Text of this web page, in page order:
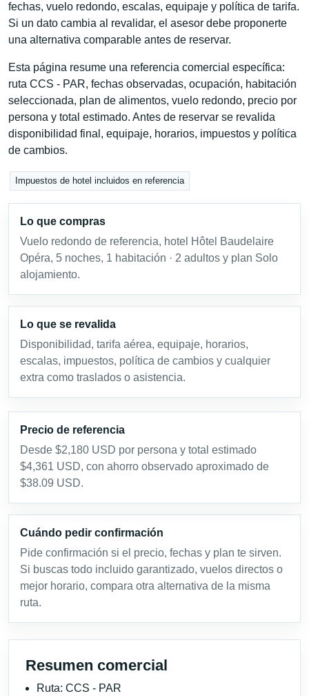
fechas, vuelo redondo, escalas, equipaje y política de tarifa.
Si un dato cambia al revalidar, el asesor debe proponerte
una alternativa comparable antes de reservar.
Esta página resume una referencia comercial específica:
ruta CCS - PAR, fechas observadas, ocupación, habitación
seleccionada, plan de alimentos, vuelo redondo, precio por
persona y total estimado. Antes de reservar se revalida
disponibilidad final, equipaje, horarios, impuestos y política
de cambios.
Impuestos de hotel incluidos en referencia
Lo que compras
Vuelo redondo de referencia, hotel Hôtel Baudelaire
Opéra, 5 noches, 1 habitación · 2 adultos y plan Solo
alojamiento.
Lo que se revalida
Disponibilidad, tarifa aérea, equipaje, horarios,
escalas, impuestos, política de cambios y cualquier
extra como traslados o asistencia.
Precio de referencia
Desde $2,180 USD por persona y total estimado
$4,361 USD, con ahorro observado aproximado de
$38.09 USD.
Cuándo pedir confirmación
Pide confirmación si el precio, fechas y plan te sirven.
Si buscas todo incluido garantizado, vuelos directos o
mejor horario, compara otra alternativa de la misma
ruta.
Resumen comercial
Ruta: CCS - PAR